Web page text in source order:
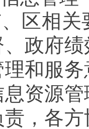
区相
政府
和服
资源
，各